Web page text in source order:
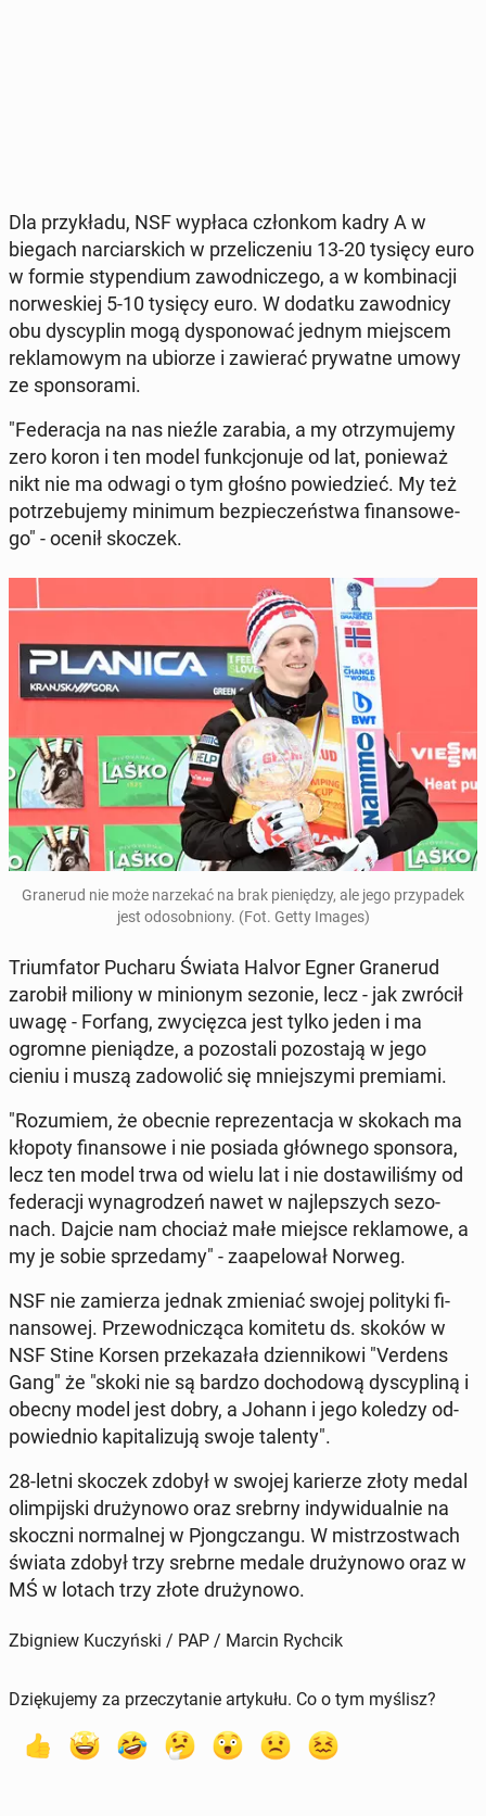
Dla przy­kła­du, NSF wypłaca człon­kom kadry A w
biegach nar­ciar­skich w prze­li­cze­niu 13-20 tysięcy euro
w formie sty­pen­dium za­wod­ni­cze­go, a w kom­bi­na­cji
nor­we­skiej 5-10 tysięcy euro. W dodatku za­wod­ni­cy
obu dys­cy­plin mogą dys­po­no­wać jednym miej­scem
re­kla­mo­wym na ubiorze i za­wie­rać pry­wat­ne umowy
ze spon­so­ra­mi.
"Fe­de­ra­cja na nas nieźle zarabia, a my otrzy­mu­je­my
zero koron i ten model funk­cjo­nu­je od lat, po­nie­waż
nikt nie ma odwagi o tym głośno po­wie­dzieć. My też
po­trze­bu­je­my minimum bez­pie­czeń­stwa fi­nan­so­we­
go" - ocenił skoczek.
Gra­ne­rud nie może na­rze­kać na brak pie­nię­dzy, ale jego przy­pa­dek
jest od­osob­nio­ny. (Fot. Getty Images)
Trium­fa­tor Pucharu Świata Halvor Egner Gra­ne­rud
zarobił miliony w mi­nio­nym sezonie, lecz - jak zwrócił
uwagę - Forfang, zwy­cięz­ca jest tylko jeden i ma
ogromne pie­nią­dze, a po­zo­sta­li po­zo­sta­ją w jego
cieniu i muszą za­do­wo­lić się mniej­szy­mi pre­mia­mi.
"Ro­zu­miem, że obecnie re­pre­zen­ta­cja w skokach ma
kłopoty fi­nan­so­we i nie posiada głów­ne­go spon­so­ra,
lecz ten model trwa od wielu lat i nie do­sta­wi­li­śmy od
fe­de­ra­cji wy­na­gro­dzeń nawet w naj­lep­szych se­zo­
nach. Dajcie nam chociaż małe miejsce re­kla­mo­we, a
my je sobie sprze­da­my" - za­ape­lo­wał Norweg.
NSF nie za­mie­rza jednak zmie­niać swojej po­li­ty­ki fi­
nan­so­wej. Prze­wod­ni­czą­ca ko­mi­te­tu ds. skoków w
NSF Stine Korsen prze­ka­za­ła dzien­ni­ko­wi "Verdens
Gang" że "skoki nie są bardzo do­cho­do­wą dys­cy­pli­ną i
obecny model jest dobry, a Johann i jego koledzy od­
po­wied­nio ka­pi­ta­li­zu­ją swoje talenty".
28-letni skoczek zdobył w swojej ka­rie­rze złoty medal
olim­pij­ski dru­ży­no­wo oraz srebrny in­dy­wi­du­al­nie na
skoczni nor­mal­nej w Pjong­czan­gu. W mi­strzo­stwach
świata zdobył trzy srebrne medale dru­ży­no­wo oraz w
MŚ w lotach trzy złote dru­ży­no­wo.
Zbigniew Kuczyński / PAP / Marcin Rychcik
Dziękujemy za przeczytanie artykułu. Co o tym myślisz?